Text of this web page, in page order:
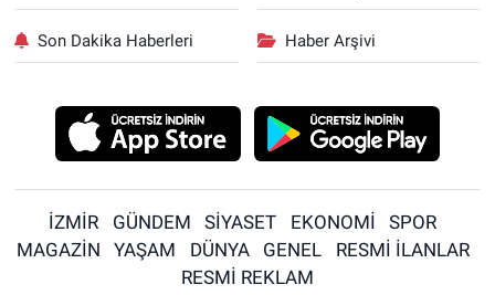
Son Dakika Haberleri Haber Arşivi
İZMİR GÜNDEM SİYASET EKONOMİ
SPOR
MAGAZİN
YAŞAM DÜNYA GENEL
RESMİ İLANLAR
RESMİ REKLAM